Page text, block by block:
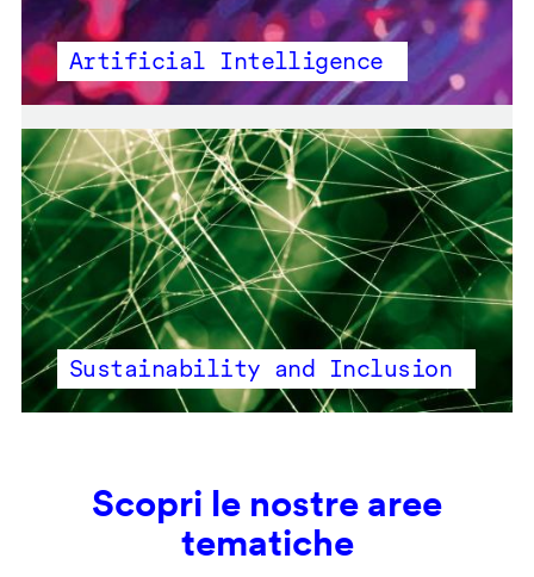
Artificial Intelligence
Sustainability and Inclusion
Scopri le nostre aree
tematiche